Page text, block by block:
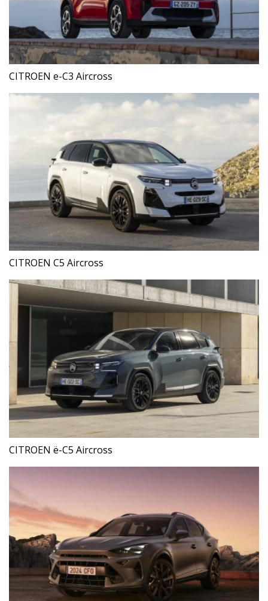
CITROEN e-C3 Aircross
CITROEN C5 Aircross
CITROEN ë-C5 Aircross